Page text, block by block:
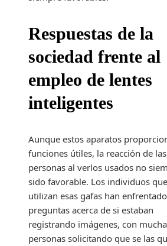
Respuestas de la
sociedad frente al
empleo de lentes
inteligentes
Aunque estos aparatos
funciones útiles, la reacción de las
personas al verlos usados no
sido favorable. Los individuos que
utilizan esas gafas han enfrentado
preguntas acerca de si estaban
registrando imágenes, con
personas solicitando que se las